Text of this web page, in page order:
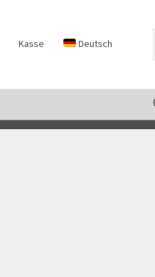
Kasse Deutsch